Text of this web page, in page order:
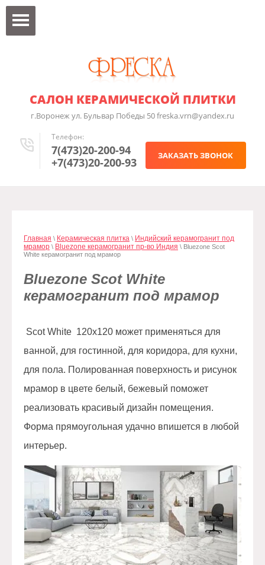
САЛОН КЕРАМИЧЕСКОЙ ПЛИТКИ
г.Воронеж ул. Бульвар Победы 50 freska.vrn@yandex.ru
Телефон:
7(473)20-200-94
+7(473)20-200-93
ЗАКАЗАТЬ ЗВОНОК
Главная \ Керамическая плитка \ Индийский керамогранит под
мрамор \ Bluezone керамогранит пр-во Индия \ Bluezone Scot
White керамогранит под мрамор
Bluezone Scot White
керамогранит под мрамор
Scot White 120x120 может применяться для
ванной, для гостинной, для коридора, для кухни,
для пола. Полированная поверхность и рисунок
мрамор в цвете белый, бежевый поможет
реализовать красивый дизайн помещения.
Форма прямоугольная удачно впишется в любой
интерьер.